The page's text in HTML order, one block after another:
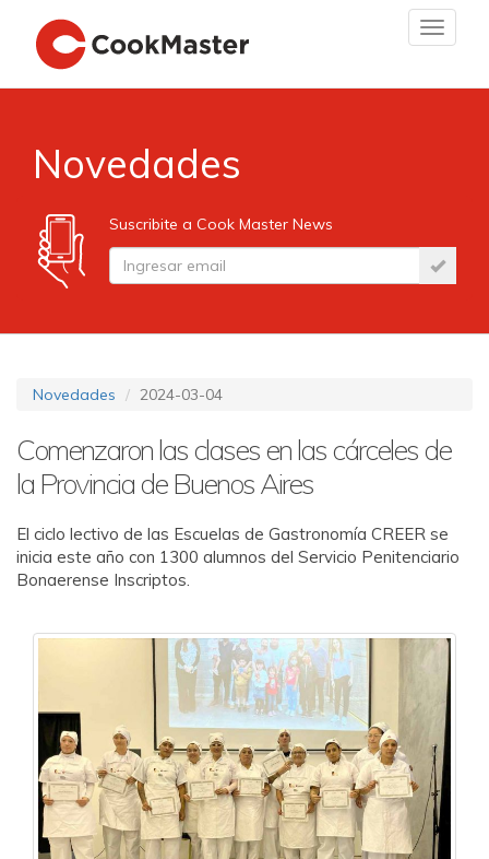
Toggle
Novedades
Suscribite a Cook Master News
Novedades 2024-03-04
Comenzaron las clases en las cárceles de
la Provincia de Buenos Aires
El ciclo lectivo de las Escuelas de Gastronomía CREER se
inicia este año con 1300 alumnos del Servicio Penitenciario
Bonaerense Inscriptos.